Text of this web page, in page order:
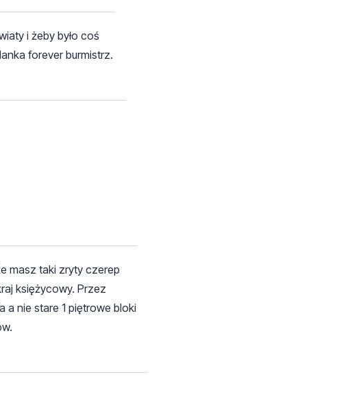
i żeby było coś
forever burmistrz.
masz taki zryty czerep
księżycowy. Przez
a nie stare 1 piętrowe bloki